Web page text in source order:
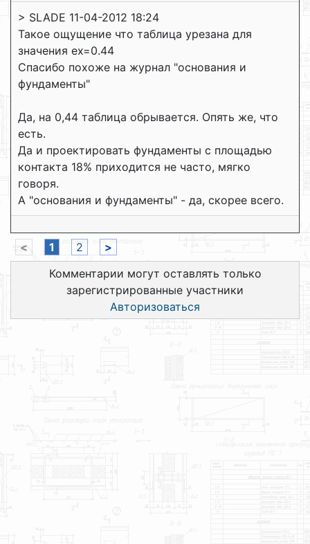
> SLADE 11-04-2012 18:24
Такое ощущение что таблица урезана для
значения ех=0.44
Спасибо похоже на журнал "основания и
фундаменты"
Да, на 0,44 таблица обрывается. Опять же, что
есть.
Да и проектировать фундаменты с площадью
контакта 18% приходится не часто, мягко
говоря.
А "основания и фундаменты" - да, скорее всего.
< 1 2
>
Комментарии могут оставлять только
зарегистрированные участники
Авторизоваться